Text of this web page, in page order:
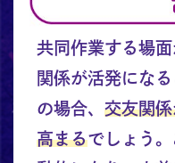
共同作業する場
関係が活発にな
の場合、 交友関
高まるでしょう